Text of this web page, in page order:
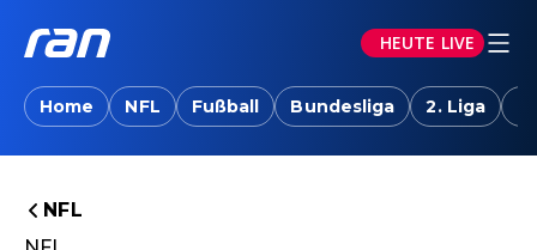
HEUTE LIVE
Home NFL Fußball Bundesliga 2. Liga
NFL